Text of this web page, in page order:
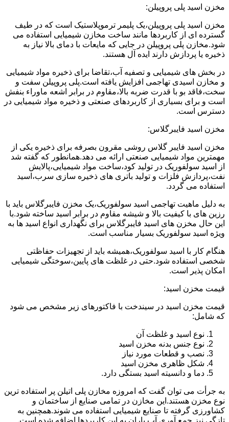
مخزن اسید پلی پروپیلن:
مخزن اسید پلی پروپیلن،یک پلیمر ترموپلاستیک است که در طیف
گسترده ای از کاربردها مانند ساخت مخازن شیمیایی استفاده می
شود.مخازن پلی پروپیلن در جایی که مایعات با دمای بالا نیاز به
ذخیره یا پردازش دارند ایده آل هستند.
در بخش های شیمیایی و تصفیه آب،تقاضا برای ذخیره مواد شیمیایی
و مخازن اسیدی تهاجمی افزایش یافته است.پلی پروپیلن سفت و
سخت،فاقد بو با قدرت ضربه بالا،مقاوم در برابر اشعه ماوراء بنفش
است و برای بسیاری از کاربردهای صنعتی و ذخیره مواد شیمیایی در
دسترس است.
مخزن اسید فایبرگلاس:
مخزن اسید فایبر گلاس روشی مقرون بصرفه برای ذخیره یکی از
مهمترین مواد شیمیایی صنعتی ارائه می دهد.همانطور که گفته شد
از اسید سولفوریک در تولید کود،ساخت مواد شیمیایی،پالایش
نفت،پردازش فلزات و تولید باتری های ذخیره سازی سرب،اسید
استفاده می گردد.
به دلیل ماهیت تهاجمی اسید سولفوریک،یک مخزن فایبرگلاس باید با
رزین های با کیفیت بالا و شیشه مقاوم در برابر اسید ساخته شود.با
این حال مخزن های اسید فایبرگلاس برای نگهداری انواع اسید ها به
ویژه اسید سولفوریک بسیار مناسب است.
هنگام کار با اسید سولفوریک،همیشه باید از تجهیزات حفاظتی
شخصی استفاده شود.حتی در غلظت های پایین،سوختگی شیمیایی
امکان پذیر است.
قیمت مخزن اسید:
قیمت مخزن اسید در سیندخت با فاکتورهای زیر مشخص می شود
که شامل:
نوع اسید و غلظت آن
نوع جنس بدنه مخزن اسید
نصب و قطعات مورد نیاز
شکل ظاهری مخزن اسید
دما و دانسیته اسید بستگی دارد.
به جرأت می توان گفت که امروزه مخازن پلی اتیلن پر استفاده ترین
نوع مخزن هستند.این مخازن در تمامی صنایع از ساختمان و
کشاورزی گرفته تا صنایع شیمیایی استفاده می شوند.همچنین به
تازگی نیز جمع آوری آب باران به این کاربردها اضافه شده است.